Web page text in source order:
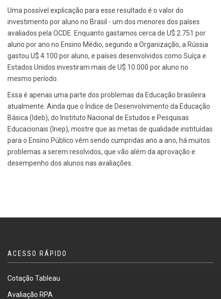
Uma possível explicação para esse resultado é o valor do
investimento por aluno no Brasil - um dos menores dos países
avaliados pela OCDE. Enquanto gastamos cerca de U$ 2.751 por
aluno por ano no Ensino Médio, segundo a Organização, a Rússia
gastou U$ 4.100 por aluno, e países desenvolvidos como Suíça e
Estados Unidos investiram mais de U$ 10.000 por aluno no
mesmo período.
Essa é apenas uma parte dos problemas da Educação brasileira
atualmente. Ainda que o Índice de Desenvolvimento da Educação
Básica (Ideb), do Instituto Nacional de Estudos e Pesquisas
Educacionais (Inep), mostre que as metas de qualidade instituídas
para o Ensino Público vêm sendo cumpridas ano a ano, há muitos
problemas a serem resolvidos, que vão além da aprovação e
desempenho dos alunos nas avaliações.
ACESSO RÁPIDO
Cotação Tableau
Avaliação RPA